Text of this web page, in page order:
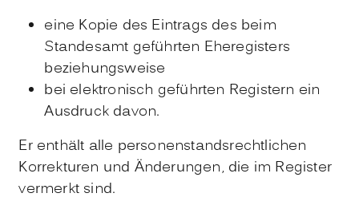
eine Kopie des Eintrags des beim
Standesamt geführten Eheregisters
beziehungsweise
bei elektronisch geführten Registern ein
Ausdruck davon.
Er enthält alle personenstandsrechtlichen
Korrekturen und Änderungen, die im Register
vermerkt sind.